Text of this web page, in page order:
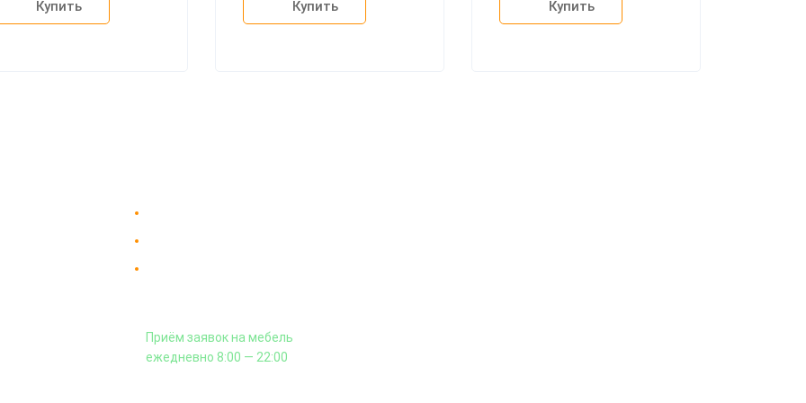
Купить Купить Купить
Приём заявок на мебель
ежедневно 8:00 — 22:00